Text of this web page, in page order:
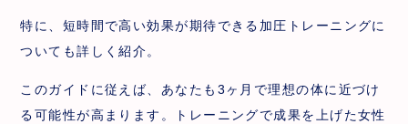
特に、短時間で高い効果が期待できる加圧トレーニングに
ついても詳しく紹介。
このガイドに従えば、あなたも3ヶ月で理想の体に近づけ
る可能性が高まります。トレーニングで成果を上げた女性